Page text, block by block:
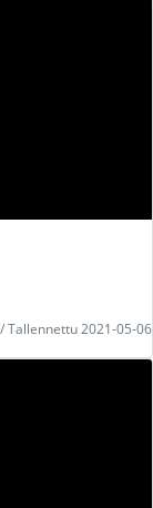
Tallennettu 2021-05-06